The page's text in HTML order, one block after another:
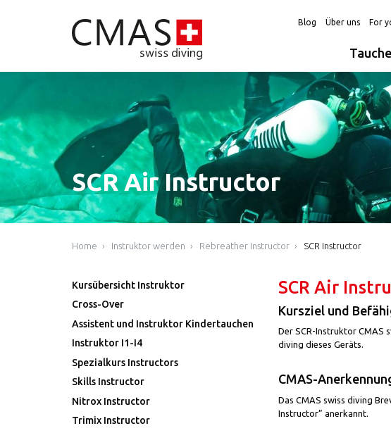
Blog Über uns For
SCR Air Instructor
Home Instruktor werden Rebreather Instructor SCR Instructor
Kursübersicht Instruktor
Cross-Over
Assistent und Instruktor Kindertauchen
Instruktor I1-I4
Spezialkurs Instructors
Skills Instructor
Nitrox Instructor
Trimix Instructor
SCR Air
Kursziel und
Der SCR-Instruktor CMAS
diving dieses Geräts.
CMAS-
Das CMAS swiss diving
Instructor” anerkannt.